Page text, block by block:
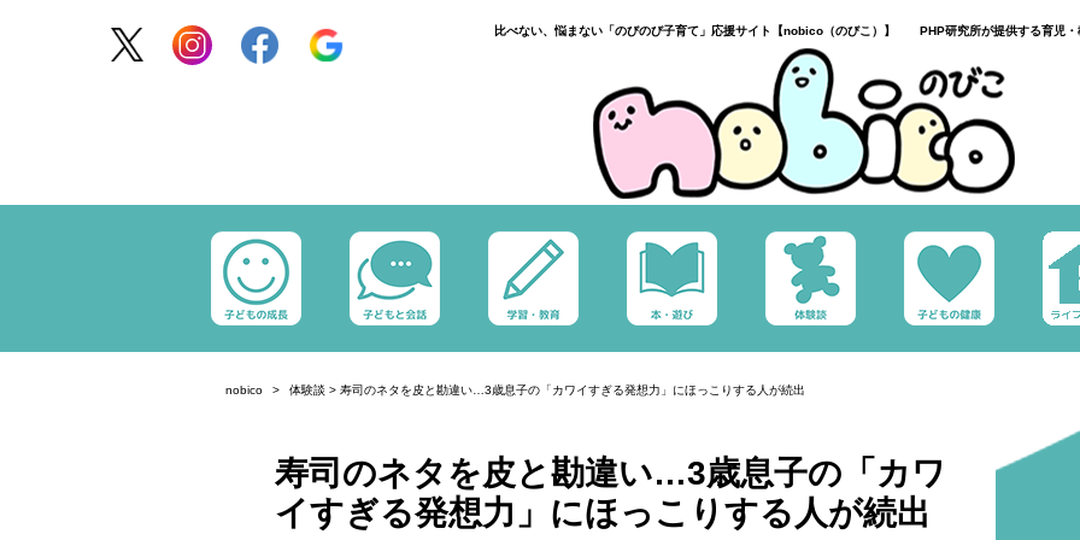
比べない、悩まない「のびのび子育て」応援サイト【nobico（のびこ）】 PHP研究所が提供する育児・
nobico 体験談 > 寿司のネタを皮と勘違い…3歳息子の「カワイすぎる発想力」にほっこりする人が続出
寿司のネタを皮と勘違い…3歳息子の「カワ
イすぎる発想力」にほっこりする人が続出